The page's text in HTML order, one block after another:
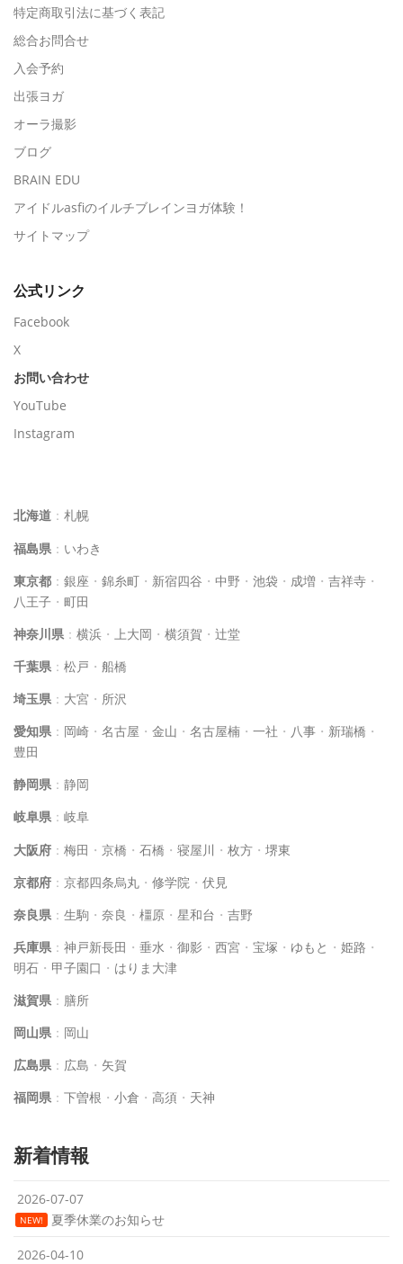
特定商取引法に基づく表記
総合お問合せ
入会予約
出張ヨガ
オーラ撮影
ブログ
BRAIN EDU
アイドルasfiのイルチブレインヨガ体験！
サイトマップ
公式リンク
Facebook
X
お問い合わせ
YouTube
Instagram
北海道 ： 札幌
福島県 ： いわき
東京都 ： 銀座 ・ 錦糸町 ・ 新宿四谷 ・ 中野 ・ 池袋 ・ 成増 ・ 吉祥寺 ・
八王子 ・ 町田
神奈川県 ： 横浜 ・ 上大岡 ・ 横須賀 ・ 辻堂
千葉県 ： 松戸 ・ 船橋
埼玉県 ： 大宮 ・ 所沢
愛知県 ： 岡崎 ・ 名古屋 ・ 金山 ・ 名古屋楠 ・ 一社 ・ 八事 ・ 新瑞橋 ・
豊田
静岡県 ： 静岡
岐阜県 ： 岐阜
大阪府 ： 梅田 ・ 京橋 ・ 石橋 ・ 寝屋川 ・ 枚方 ・ 堺東
京都府 ： 京都四条烏丸 ・ 修学院 ・ 伏見
奈良県 ： 生駒 ・ 奈良 ・ 橿原 ・ 星和台 ・ 吉野
兵庫県 ： 神戸新長田 ・ 垂水 ・ 御影 ・ 西宮 ・ 宝塚 ・ ゆもと ・ 姫路 ・
明石 ・ 甲子園口 ・ はりま大津
滋賀県 ： 膳所
岡山県 ： 岡山
広島県 ： 広島 ・ 矢賀
福岡県 ： 下曽根 ・ 小倉 ・ 高須 ・ 天神
新着情報
2026-07-07
NEW! 夏季休業のお知らせ
2026-04-10